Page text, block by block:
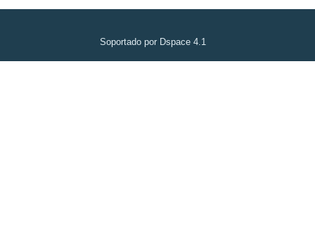
Soportado por Dspace 4.1